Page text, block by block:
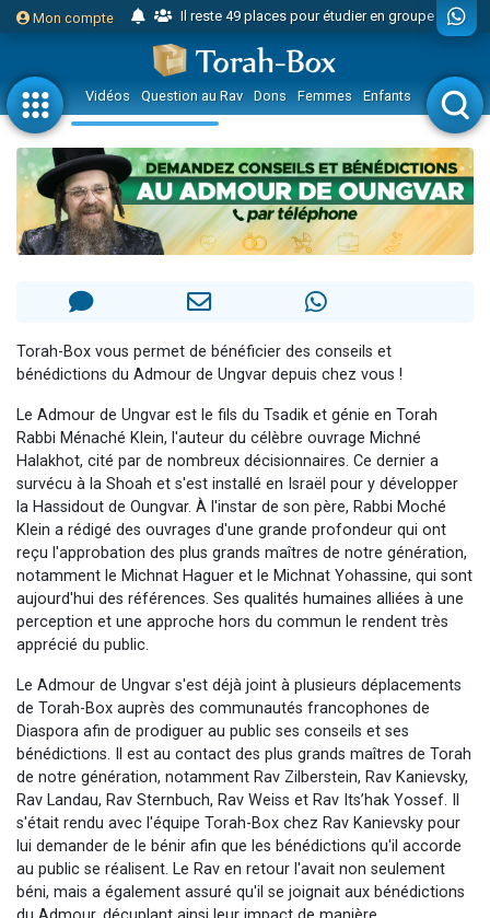
Mon compte
Il reste 49 places pour étudier en groupe sur Zoom
16 personnes viennent de faire un don pour Diane, 80 ans, dans un appartement insalubre
2 personnes viennent de nous rejoindre sur WhatsApp
6 personnes viennent de nous rejoindre sur WhatsApp
4 personnes viennent de faire un don pour Reloger Rivka, 6 enfants, victime de violences...
2 personnes viennent de faire un don pour 1 Journée de Vacances Pour les Enfants
17 personnes viennent de demander une bénédiction
4 personnes viennent de nous rejoindre sur WhatsApp
Eva vient de donner son Maasser
Odaya vient de donner son Maasser
3 personnes viennent de faire un don pour 5 jours de vacances aux Orphelins
13 personnes viennent de demander une bénédiction
30 personnes viennent de faire un don pour Sauvez la jambe de Yohan
Il reste 49 places pour étudier en groupe sur Zoom
12 nouvelles musiques dans Torah-Box Music
Vidéos Question au Rav Dons Femmes Enfants Etude sur
Torah-Box vous permet de bénéficier des conseils et
bénédictions du Admour de Ungvar depuis chez vous !
Le Admour de Ungvar est le fils du Tsadik et génie en Torah
Rabbi Ménaché Klein, l'auteur du célèbre ouvrage Michné
Halakhot, cité par de nombreux décisionnaires. Ce dernier a
survécu à la Shoah et s'est installé en Israël pour y développer
la Hassidout de Oungvar. À l'instar de son père, Rabbi Moché
Klein a rédigé des ouvrages d'une grande profondeur qui ont
reçu l'approbation des plus grands maîtres de notre génération,
notamment le Michnat Haguer et le Michnat Yohassine, qui sont
aujourd'hui des références. Ses qualités humaines alliées à une
perception et une approche hors du commun le rendent très
apprécié du public.
Le Admour de Ungvar s'est déjà joint à plusieurs déplacements
de Torah-Box auprès des communautés francophones de
Diaspora afin de prodiguer au public ses conseils et ses
bénédictions. Il est au contact des plus grands maîtres de Torah
de notre génération, notamment Rav Zilberstein, Rav Kanievsky,
Rav Landau, Rav Sternbuch, Rav Weiss et Rav Its’hak Yossef. Il
s'était rendu avec l'équipe Torah-Box chez Rav Kanievsky pour
lui demander de le bénir afin que les bénédictions qu'il accorde
au public se réalisent. Le Rav en retour l'avait non seulement
béni, mais a également assuré qu'il se joignait aux bénédictions